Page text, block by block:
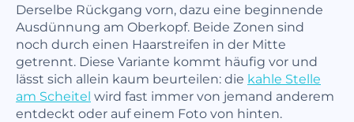
Derselbe Rückgang vorn, dazu eine beginnende
Ausdünnung am Oberkopf. Beide Zonen sind
noch durch einen Haarstreifen in der Mitte
getrennt. Diese Variante kommt häufig vor und
lässt sich allein kaum beurteilen: die kahle Stelle
am Scheitel wird fast immer von jemand anderem
entdeckt oder auf einem Foto von hinten.